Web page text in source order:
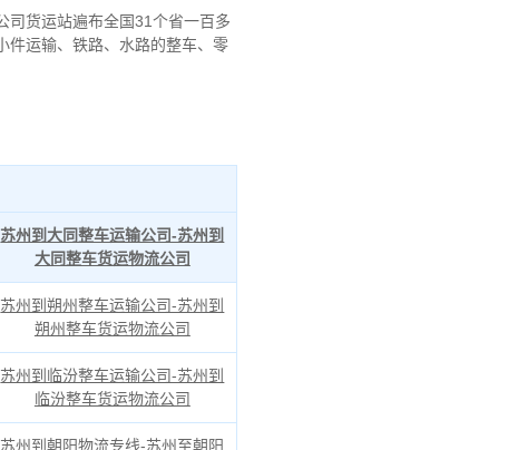
司货运站遍布全国31个省一百多
件运输、铁路、水路的整车、零
苏州到大同整车运输公司-苏州到
大同整车货运物流公司
苏州到朔州整车运输公司-苏州到
朔州整车货运物流公司
苏州到临汾整车运输公司-苏州到
临汾整车货运物流公司
苏州到朝阳物流专线-苏州至朝阳